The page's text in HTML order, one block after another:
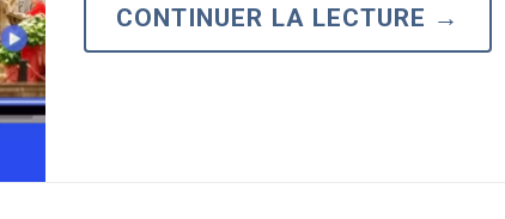
CONTINUER LA LECTURE →